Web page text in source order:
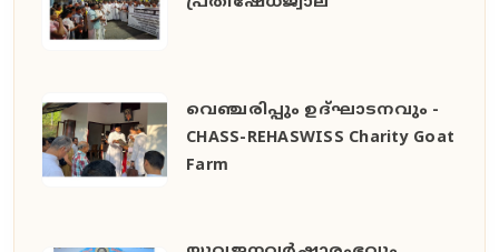
വെഞ്ചരിപ്പും ഉദ്ഘാടനവും -
CHASS-REHASWISS Charity Goat
Farm